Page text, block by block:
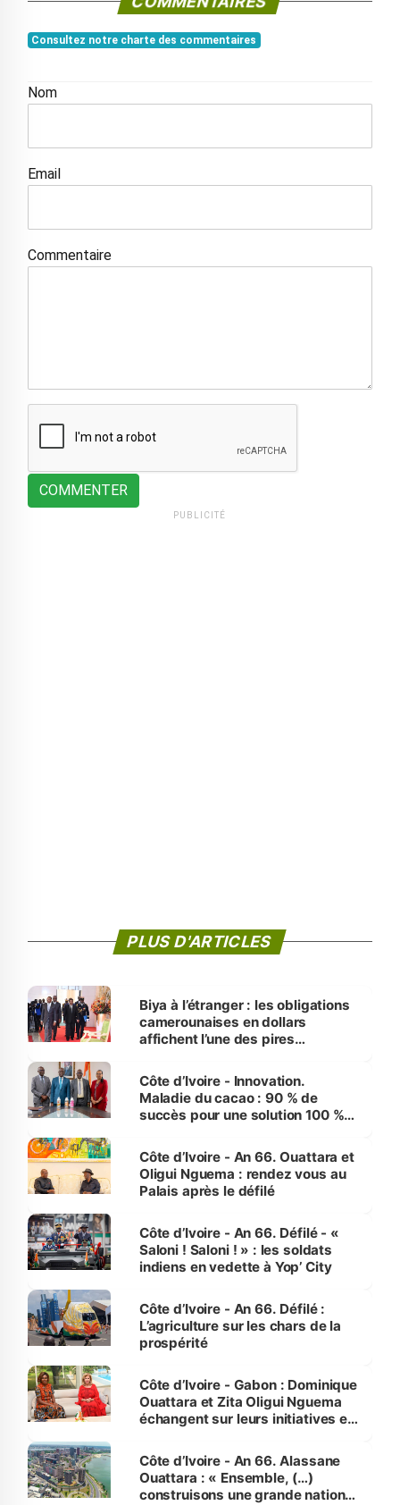
Consultez notre charte des commentaires
Nom
Email
Commentaire
COMMENTER
PUBLICITÉ
PLUS D'ARTICLES
Biya à l’étranger : les obligations
camerounaises en dollars
affichent l’une des pires
Côte d’Ivoire - Innovation.
Maladie du cacao : 90 % de
succès pour une solution 100 %
Côte d’Ivoire - An 66. Ouattara et
Oligui Nguema : rendez vous au
Palais après le défilé
Côte d’Ivoire - An 66. Défilé - «
Saloni ! Saloni ! » : les soldats
indiens en vedette à Yop’ City
Côte d’Ivoire - An 66. Défilé :
L’agriculture sur les chars de la
prospérité
Côte d’Ivoire - Gabon : Dominique
Ouattara et Zita Oligui Nguema
échangent sur leurs initiatives en
enfants
Côte d’Ivoire - An 66. Alassane
Ouattara : « Ensemble, (…)
construisons une grande nation